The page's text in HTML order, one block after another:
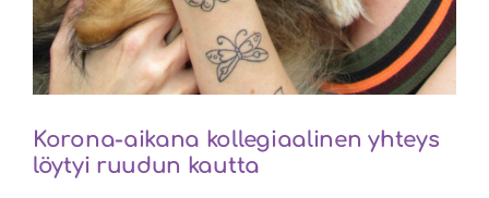
Korona-aikana kollegiaalinen yhteys
löytyi ruudun kautta